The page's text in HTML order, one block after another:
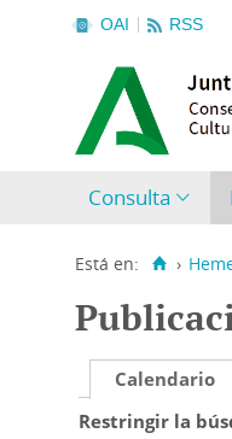
OAI RSS
Consulta
Está en: ›
Calendario
Restringir la